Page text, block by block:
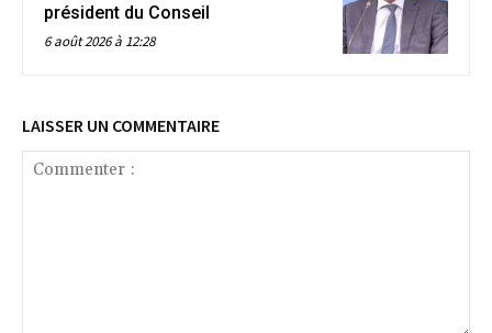
président du Conseil
6 août 2026 à 12:28
LAISSER UN COMMENTAIRE